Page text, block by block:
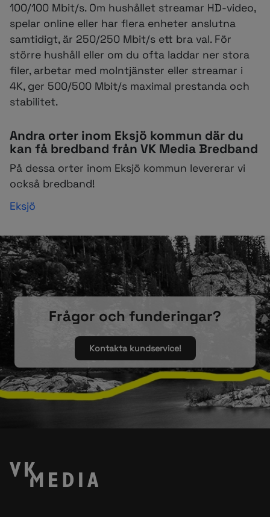
100/100 Mbit/s. Om hushållet streamar HD-video,
spelar online eller har flera enheter anslutna
samtidigt, är 250/250 Mbit/s ett bra val. För
större hushåll eller om du ofta laddar ner stora
filer, arbetar med molntjänster eller streamar i
4K, ger 500/500 Mbit/s maximal prestanda och
stabilitet.
Andra orter inom Eksjö kommun där du
kan få bredband från VK Media Bredband
På dessa orter inom Eksjö kommun levererar vi
också bredband!
Eksjö
Frågor och funderingar?
Kontakta kundservice!